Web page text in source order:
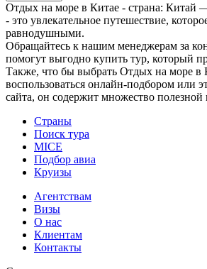
Отдых на море в Китае - страна: Китай
- это увлекательное путешествие,
равнодушными.
Обращайтесь к нашим менеджерам за
помогут выгодно купить тур, который
Также, что бы выбрать Отдых на море в
воспользоваться онлайн-подбором или
сайта, он содержит множество
Страны
Поиск тура
MICE
Подбор авиа
Круизы
Агентствам
Визы
О нас
Клиентам
Контакты